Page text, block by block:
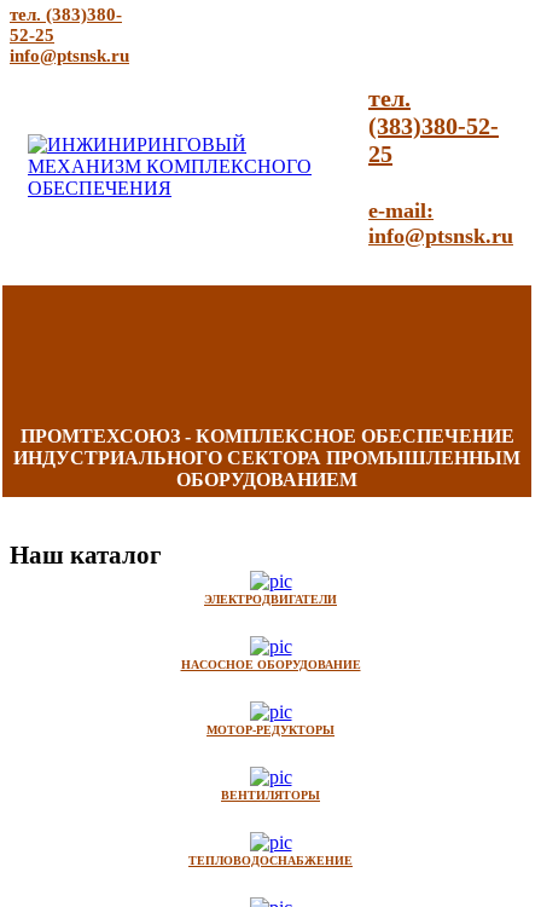
тел. (383)380-
52-25
info@ptsnsk.ru
тел.
(383)380-52-
25
e-mail:
info@ptsnsk.ru
ПРОМТЕХСОЮЗ - КОМПЛЕКСНОЕ ОБЕСПЕЧЕНИЕ
ИНДУСТРИАЛЬНОГО СЕКТОРА ПРОМЫШЛЕННЫМ
ОБОРУДОВАНИЕМ
Наш каталог
ЭЛЕКТРОДВИГАТЕЛИ
НАСОСНОЕ ОБОРУДОВАНИЕ
МОТОР-РЕДУКТОРЫ
ВЕНТИЛЯТОРЫ
ТЕПЛОВОДОСНАБЖЕНИЕ